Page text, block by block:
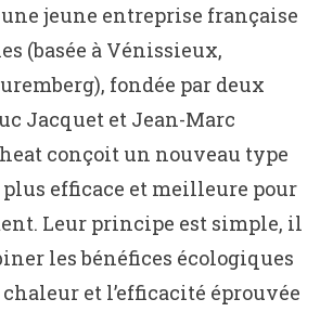
jeune entreprise française
(basée à Vénissieux,
fondée par deux
Jacquet et Jean-Marc
conçoit un nouveau type
plus efficace et meilleure pour
Leur principe est simple, il
les bénéfices écologiques
chaleur et l’efficacité éprouvée